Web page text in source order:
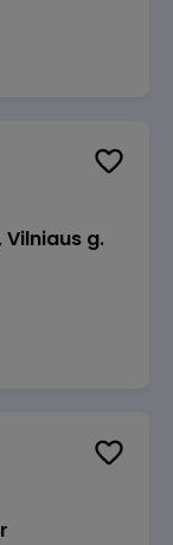
g.